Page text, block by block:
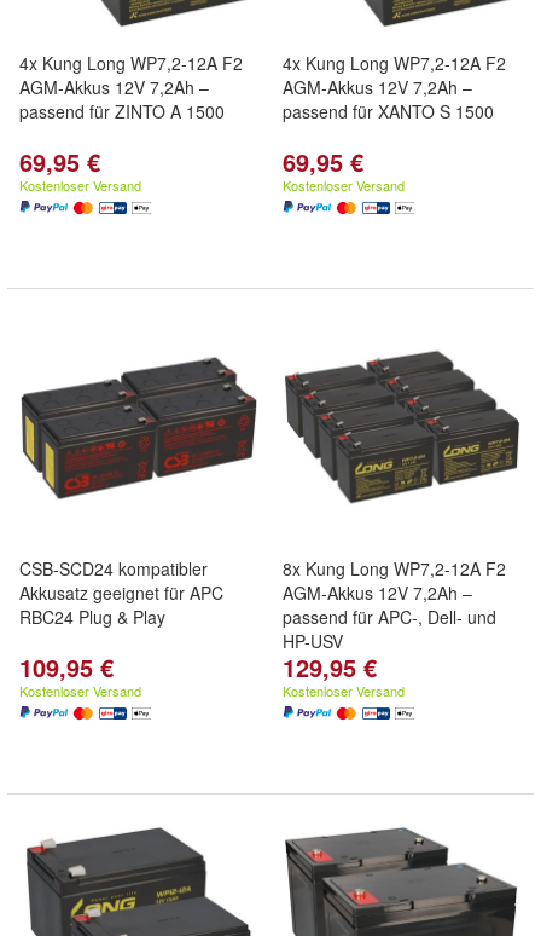
4x Kung Long WP7,2-12A F2
AGM-Akkus 12V 7,2Ah –
passend für ZINTO A 1500
69,95 €
Kostenloser Versand
4x Kung Long WP7,2-12A F2
AGM-Akkus 12V 7,2Ah –
passend für XANTO S 1500
69,95 €
Kostenloser Versand
CSB-SCD24 kompatibler
Akkusatz geeignet für APC
RBC24 Plug & Play
109,95 €
Kostenloser Versand
8x Kung Long WP7,2-12A F2
AGM-Akkus 12V 7,2Ah –
passend für APC-, Dell- und
HP-USV
129,95 €
Kostenloser Versand